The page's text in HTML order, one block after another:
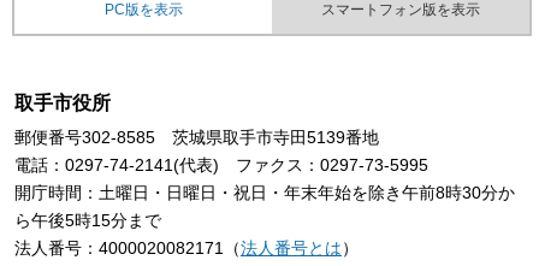
PC版を表示 スマートフォン版を表示
取手市役所
郵便番号302-8585 茨城県取手市寺田5139番地
電話：0297-74-2141(代表) ファクス：0297-73-5995
開庁時間：土曜日・日曜日・祝日・年末年始を除き午前8時30分か
ら午後5時15分まで
法人番号：4000020082171（法人番号とは）